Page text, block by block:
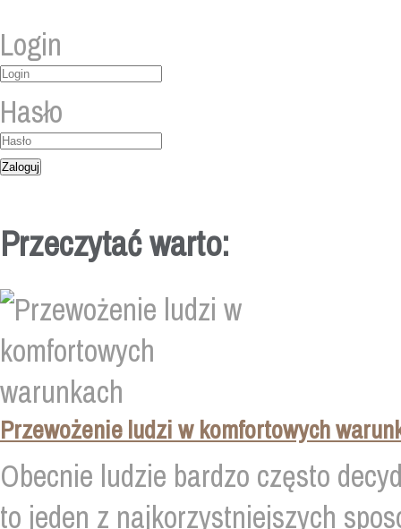
Login
Hasło
Przeczytać warto:
Przewożenie ludzi w komfortowych
Obecnie ludzie bardzo często
to jeden z najkorzystniejszych